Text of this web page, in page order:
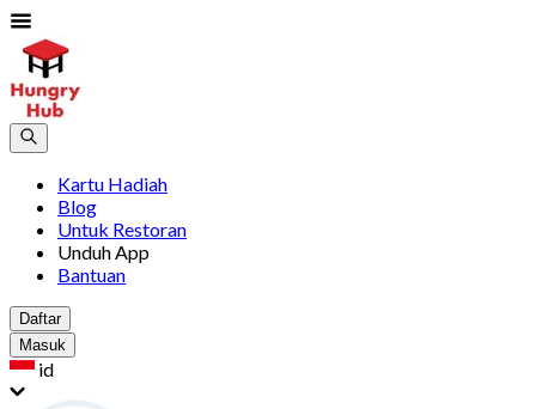
Kartu Hadiah
Blog
Untuk Restoran
Unduh App
Bantuan
Daftar
Masuk
id